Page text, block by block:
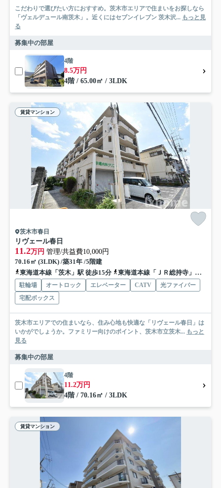
こだわりで選びたい方におすすめ。茨木市エリアで住まいをお探しなら
「ヴェルデュール南茨木」。近くにはセブンイレブン 茨木沢... もっと見
る
募集中の部屋
4階
8.5万円
4階 / 65.00㎡ / 3LDK
賃貸マンション
茨木市春日
リヴェール春日
11.2万円 管理/共益費10,000円
70.16㎡ (3LDK) /築31年 /5階建
東海道本線「茨木」駅 徒歩15分
東海道本線「ＪＲ総持寺」駅 徒歩17分
駐輪場 オートロック エレベーター CATV
光ファイバー
宅配ボックス
茨木市エリアでの住まいなら、住み心地も快適な「リヴェール春日」は
いかがでしょうか。ファミリー向けのポイント、茨木市立茨木... もっと
見る
募集中の部屋
4階
11.2万円
4階 / 70.16㎡ / 3LDK
賃貸マンション